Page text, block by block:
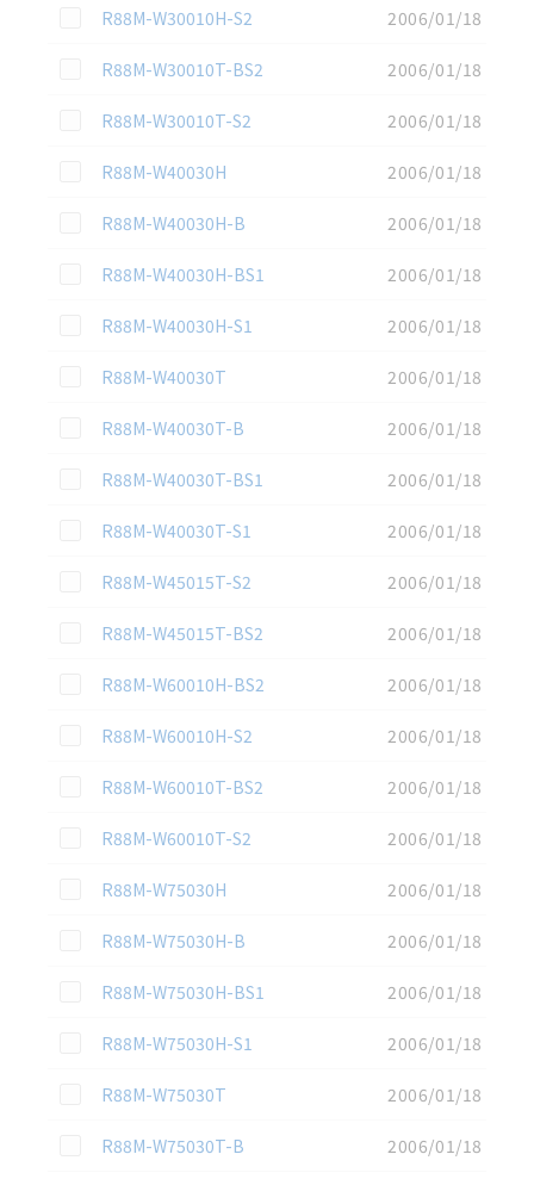
この資料を選択
R88M-W30010H-S2
2006/01/18
この資料を選択
R88M-W30010T-BS2
2006/01/18
この資料を選択
R88M-W30010T-S2
2006/01/18
この資料を選択
R88M-W40030H
2006/01/18
この資料を選択
R88M-W40030H-B
2006/01/18
この資料を選択
R88M-W40030H-BS1
2006/01/18
この資料を選択
R88M-W40030H-S1
2006/01/18
この資料を選択
R88M-W40030T
2006/01/18
この資料を選択
R88M-W40030T-B
2006/01/18
この資料を選択
R88M-W40030T-BS1
2006/01/18
この資料を選択
R88M-W40030T-S1
2006/01/18
この資料を選択
R88M-W45015T-S2
2006/01/18
この資料を選択
R88M-W45015T-BS2
2006/01/18
この資料を選択
R88M-W60010H-BS2
2006/01/18
この資料を選択
R88M-W60010H-S2
2006/01/18
この資料を選択
R88M-W60010T-BS2
2006/01/18
この資料を選択
R88M-W60010T-S2
2006/01/18
この資料を選択
R88M-W75030H
2006/01/18
この資料を選択
R88M-W75030H-B
2006/01/18
この資料を選択
R88M-W75030H-BS1
2006/01/18
この資料を選択
R88M-W75030H-S1
2006/01/18
この資料を選択
R88M-W75030T
2006/01/18
この資料を選択
R88M-W75030T-B
2006/01/18